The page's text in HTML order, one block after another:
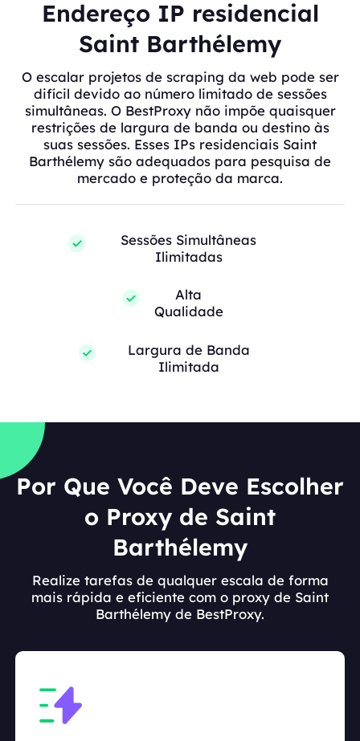
Endereço IP residencial
Saint Barthélemy
O escalar projetos de scraping da web pode ser
difícil devido ao número limitado de sessões
simultâneas. O BestProxy não impõe quaisquer
restrições de largura de banda ou destino às
suas sessões. Esses IPs residenciais Saint
Barthélemy são adequados para pesquisa de
mercado e proteção da marca.
Sessões Simultâneas
Ilimitadas
Alta
Qualidade
Largura de Banda
Ilimitada
Por Que Você Deve Escolher
o Proxy de Saint
Barthélemy
Realize tarefas de qualquer escala de forma
mais rápida e eficiente com o proxy de Saint
Barthélemy de BestProxy.